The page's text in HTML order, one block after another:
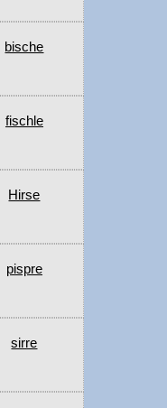
bische
fischle
Hirse
pispre
sirre